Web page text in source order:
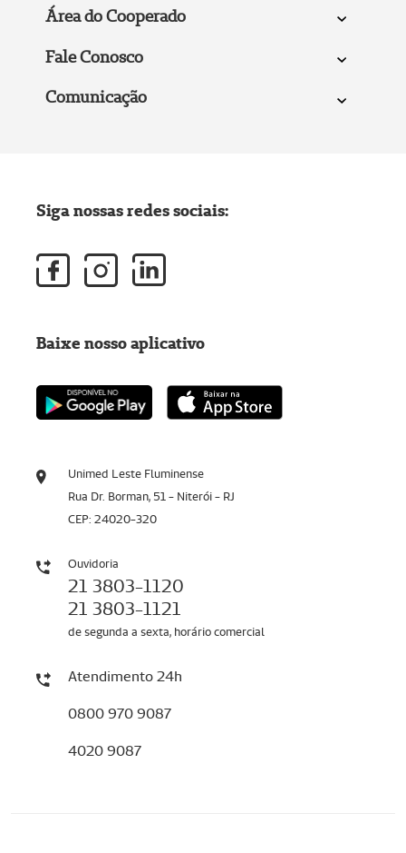
Área do Cooperado
Fale Conosco
Comunicação
Unimed Leste Fluminense
Rua Dr. Borman, 51 - Niterói - RJ
CEP: 24020-320
Ouvidoria
21 3803-1120
21 3803-1121
de segunda a sexta, horário comercial
Atendimento 24h
0800 970 9087
4020 9087
Siga nossas redes sociais:
Baixe nosso aplicativo